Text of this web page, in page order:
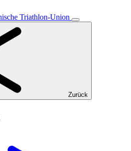
Zurück